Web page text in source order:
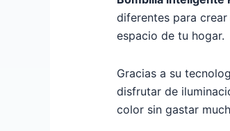
diferentes para
espacio de tu hogar.
Gracias a su
disfrutar de
color sin gastar